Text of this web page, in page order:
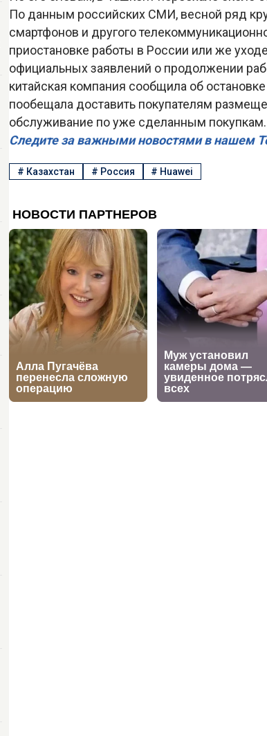
По данным российских СМИ, весной ряд
смартфонов и другого
приостановке работы в России или же
официальных заявлений о продолжении
китайская компания сообщила об
пообещала доставить покупателям
обслуживание по уже сделанным покупкам.
Следите за важными новостями в нашем
# Казахстан # Россия # Huawei